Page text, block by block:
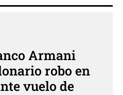
Armani
robo en
vuelo de